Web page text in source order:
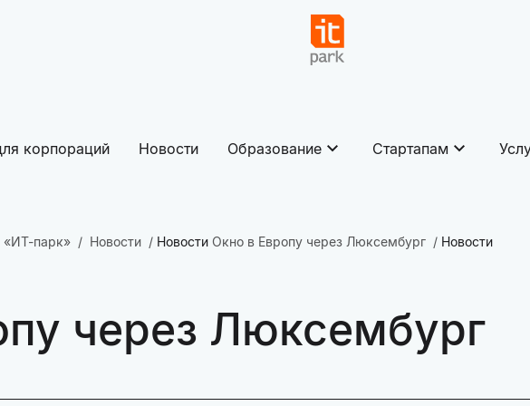
корпораций Новости Образование Стартапам
«ИТ-парк» Новости Новости Окно в Европу через Люксембург Новости
через Люксембург